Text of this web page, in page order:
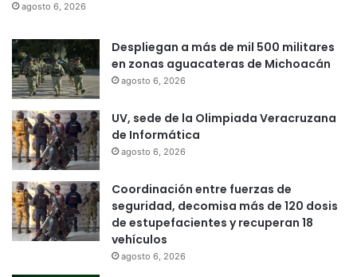
agosto 6, 2026
Despliegan a más de mil 500 militares
en zonas aguacateras de Michoacán
agosto 6, 2026
UV, sede de la Olimpiada Veracruzana
de Informática
agosto 6, 2026
Coordinación entre fuerzas de
seguridad, decomisa más de 120 dosis
de estupefacientes y recuperan 18
vehículos
agosto 6, 2026